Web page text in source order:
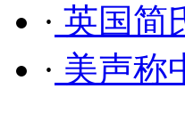
· 英国简
· 美声称